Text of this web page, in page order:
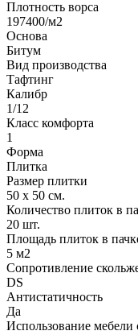
Плотность ворса
197400/м2
Основа
Битум
Вид производства
Тафтинг
Калибр
1/12
Класс комфорта
1
Форма
Плитка
Размер плитки
50 х 50 см.
Количество плиток в
20 шт.
Площадь плиток в
5 м2
Сопротивление
DS
Антистатичность
Да
Использование мебели